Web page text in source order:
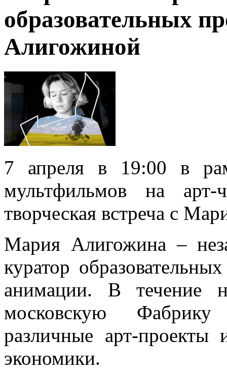
образовательных
Алигожиной
7 апреля в 19:00 в
мультфильмов на
творческая встреча с
Мария Алигожина –
куратор
анимации. В течение
московскую Фабрику
различные арт-
экономики.